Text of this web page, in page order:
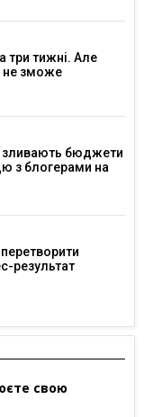
три тижні. Але
не зможе
зливають бюджети
з блогерами на
результат
свою